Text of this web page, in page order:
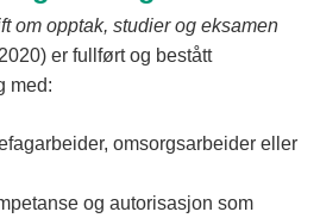
om opptak, studier og eksamen
er fullført og bestått
med:
omsorgsarbeider eller
og autorisasjon som